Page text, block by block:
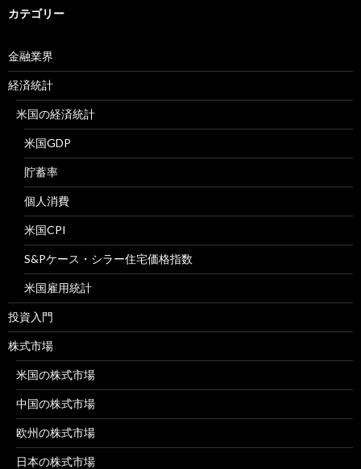
カテゴリー
金融業界
経済統計
米国の経済統計
米国GDP
貯蓄率
個人消費
米国CPI
S&Pケース・シラー住宅価格指数
米国雇用統計
投資入門
株式市場
米国の株式市場
中国の株式市場
欧州の株式市場
日本の株式市場